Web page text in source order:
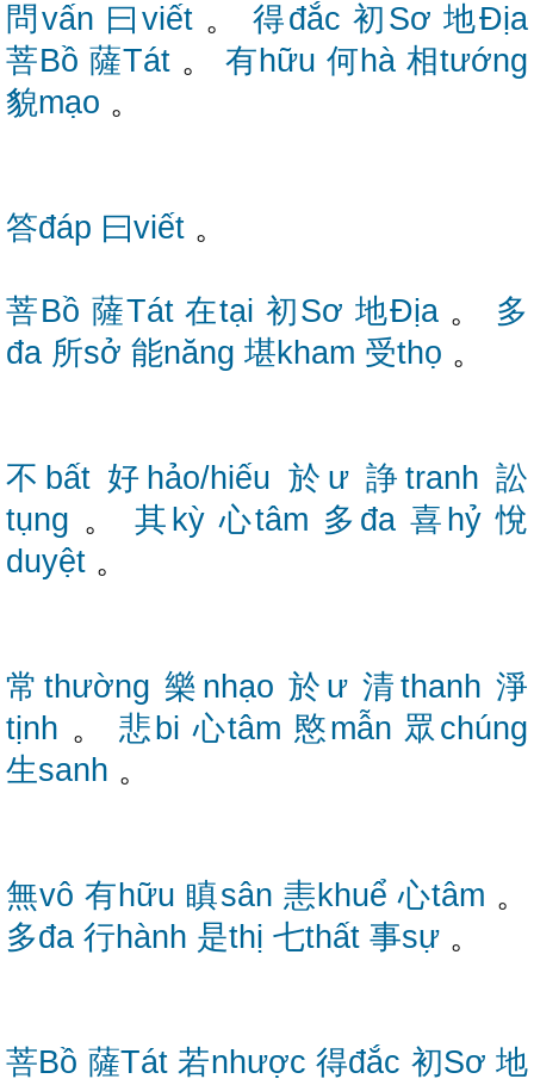
問vấn 曰viết。得đắc 初Sơ 地Địa
菩Bồ 薩Tát 。 有hữu 何hà 相tướng
貌mạo 。
答đáp 曰viết 。
菩Bồ 薩Tát 在tại 初Sơ 地Địa。 多
đa 所sở 能năng 堪kham 受thọ 。
不bất 好hảo/hiếu 於ư 諍tranh 訟
tụng 。 其kỳ 心tâm 多đa 喜hỷ 悅
duyệt 。
常thường 樂nhạo 於ư 清thanh 淨
tịnh 。悲bi 心tâm 愍mẫn 眾chúng
生sanh 。
無vô 有hữu 瞋sân 恚khuể 心tâm 。
多đa 行hành 是thị 七thất 事sự 。
菩Bồ 薩Tát 若nhược 得đắc 初Sơ 地